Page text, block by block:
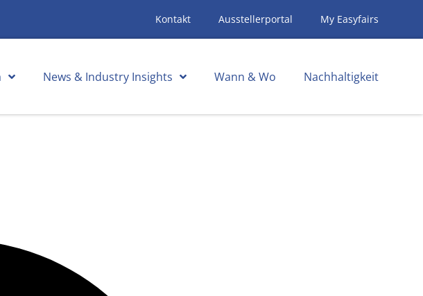
Kontakt Ausstellerportal My Easyfairs
News & Industry Insights Wann & Wo Nachhaltigkeit